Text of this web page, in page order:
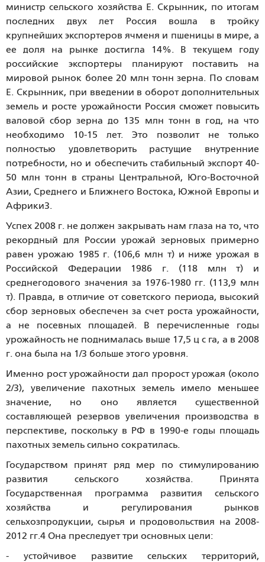
министр сельского хозяйства Е. Скрынник, по итогам
последних двух лет Россия вошла в тройку
крупнейших экспортеров ячменя и пшеницы в мире, а
ее доля на рынке достигла 14%. В текущем году
российские экспортеры планируют поставить на
мировой рынок более 20 млн тонн зерна. По словам
Е. Скрынник, при введении в оборот дополнительных
земель и росте урожайности Россия сможет повысить
валовой сбор зерна до 135 млн тонн в год, на что
необходимо 10-15 лет. Это позволит не только
полностью удовлетворить растущие внутренние
потребности, но и обеспечить стабильный экспорт 40-
50 млн тонн в страны Центральной, Юго-Восточной
Азии, Среднего и Ближнего Востока, Южной Европы и
Африки3.
Успех 2008 г. не должен закрывать нам глаза на то, что
рекордный для России урожай зерновых примерно
равен урожаю 1985 г. (106,6 млн т) и ниже урожая в
Российской Федерации 1986 г. (118 млн т) и
среднегодового значения за 1976-1980 гг. (113,9 млн
т). Правда, в отличие от советского периода, высокий
сбор зерновых обеспечен за счет роста урожайности,
а не посевных площадей. В перечисленные годы
урожайность не поднималась выше 17,5 ц с га, а в 2008
г. она была на 1/3 больше этого уровня.
Именно рост урожайности дал пророст урожая (около
2/3), увеличение пахотных земель имело меньшее
значение, но оно является существенной
составляющей резервов увеличения производства в
перспективе, поскольку в РФ в 1990-е годы площадь
пахотных земель сильно сократилась.
Государством принят ряд мер по стимулированию
развития сельского хозяйства. Принята
Государственная программа развития сельского
хозяйства и регулирования рынков
сельхозпродукции, сырья и продовольствия на 2008-
2012 гг.4 Она преследует три основных цели:
- устойчивое развитие сельских территорий,